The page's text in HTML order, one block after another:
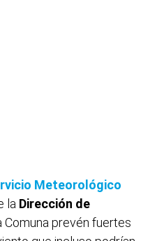
Meteorológico
la Dirección de
Comuna prevén fuertes